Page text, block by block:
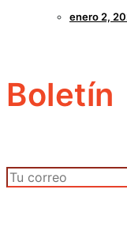
enero 2,
Boletín